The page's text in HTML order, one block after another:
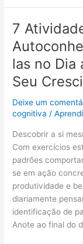
7
las no Dia
Seu
Deixe um
cognitiva /
Descobrir a si
Com exercícios
padrões
se em ação
produtividade e
diariamente
identificação de
Anote ao final do
7
Atividades
Práticas
de
Como
Aplicá-
las
no
Dia
Dia
para
Potencializar
Seu
Crescimento